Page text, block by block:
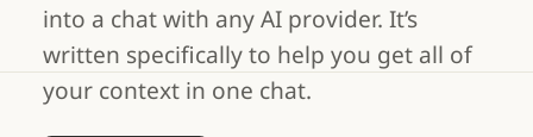
into a chat with any AI provider. It’s
written specifically to help you get all of
your context in one chat.